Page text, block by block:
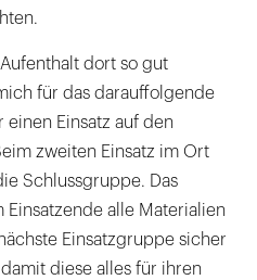
dort so gut
für das darauffolgende
einen Einsatz auf den
zweiten Einsatz im Ort
Schlussgruppe. Das
Einsatzende alle Materialien
Einsatzgruppe sicher
diese alles für ihren